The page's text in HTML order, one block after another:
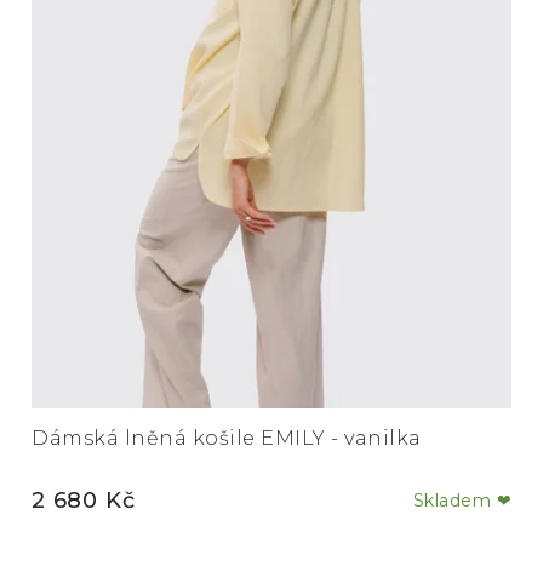
Dámská lněná košile EMILY - vanilka
Skladem ❤
2 680 Kč